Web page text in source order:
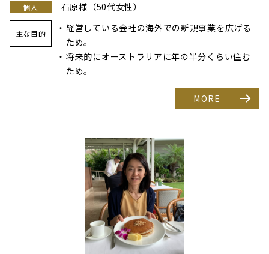
個人 石原様（50代女性）
主な目的
経営している会社の海外での新規事業を広げる
ため。
将来的にオーストラリアに年の半分くらい住む
ため。
MORE